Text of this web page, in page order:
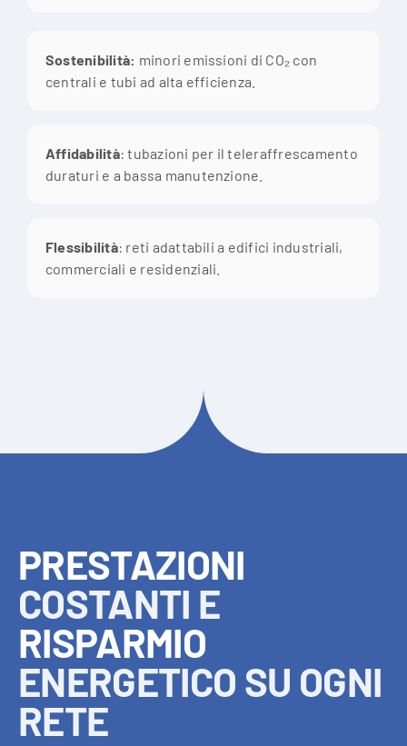
Sostenibilità: minori emissioni di CO₂ con
centrali e tubi ad alta efficienza.
Affidabilità: tubazioni per il teleraffrescamento
duraturi e a bassa manutenzione.
Flessibilità: reti adattabili a edifici industriali,
commerciali e residenziali.
PRESTAZIONI
COSTANTI E
RISPARMIO
ENERGETICO SU OGNI
RETE